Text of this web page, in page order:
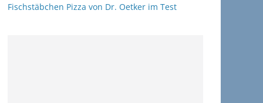
Fischstäbchen Pizza von Dr. Oetker im Test